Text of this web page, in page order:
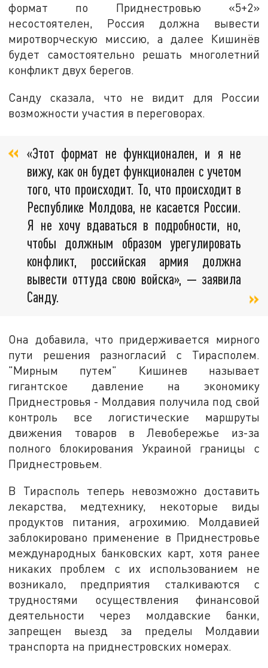
формат по Приднестровью «5+2»
несостоятелен, Россия должна вывести
миротворческую миссию, а далее Кишинёв
будет самостоятельно решать многолетний
конфликт двух берегов.
Санду сказала, что не видит для России
возможности участия в переговорах.
«Этот формат не функционален, и я не
вижу, как он будет функционален с учетом
того, что происходит. То, что происходит в
Республике Молдова, не касается России.
Я не хочу вдаваться в подробности, но,
чтобы должным образом урегулировать
конфликт, российская армия должна
вывести оттуда свою войска», — заявила
Санду.
Она добавила, что придерживается мирного
пути решения разногласий с Тирасполем.
"Мирным путем" Кишинев называет
гигантское давление на экономику
Приднестровья - Молдавия получила под свой
контроль все логистические маршруты
движения товаров в Левобережье из-за
полного блокирования Украиной границы с
Приднестровьем.
В Тирасполь теперь невозможно доставить
лекарства, медтехнику, некоторые виды
продуктов питания, агрохимию. Молдавией
заблокировано применение в Приднестровье
международных банковских карт, хотя ранее
никаких проблем с их использованием не
возникало, предприятия сталкиваются с
трудностями осуществления финансовой
деятельности через молдавские банки,
запрещен выезд за пределы Молдавии
транспорта на приднестровских номерах.